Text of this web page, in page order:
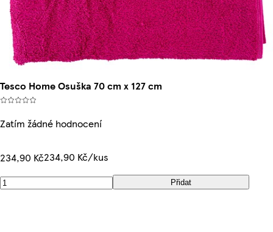
Tesco Home Osuška 70 cm x 127 cm
Zatím žádné hodnocení
234,90 Kč234,90 Kč/kus
Přidat